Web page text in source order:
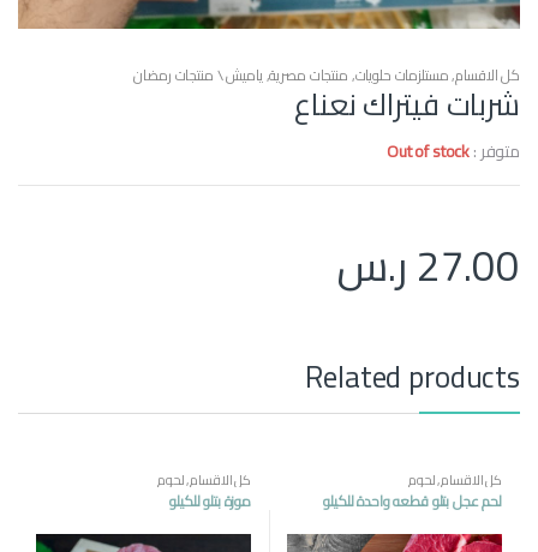
كل الاقسام,مستلزمات حلويات,منتجات مصرية,ياميش \ منتجات رمضان
شربات فيتراك نعناع
متوفر :Out of stock
27.00ر.س
Related products
كل الاقسام,لحوم
لحم عجل بتلو قطعه واحدة للكيلو
كل الاقسام,لحوم
موزة بتلو للكيلو